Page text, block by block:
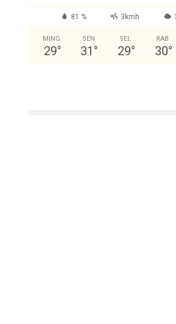
81 % 3kmh
MING
29°
SEN
31 °
SEL
29°
RAB
30°